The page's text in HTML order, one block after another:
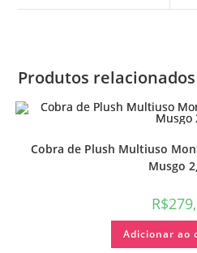
Produtos relacionados
Cobra de Plush Multiuso
Musgo
R$
Adicionar ao